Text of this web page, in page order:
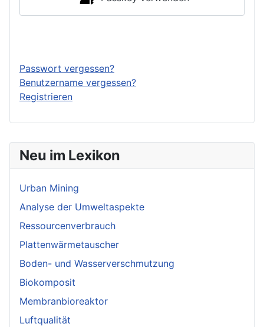
Neu im Lexikon
Urban Mining
Analyse der Umweltaspekte
Ressourcenverbrauch
Plattenwärmetauscher
Boden- und Wasserverschmutzung
Biokomposit
Membranbioreaktor
Luftqualität
Passwort vergessen?
Benutzername vergessen?
Registrieren